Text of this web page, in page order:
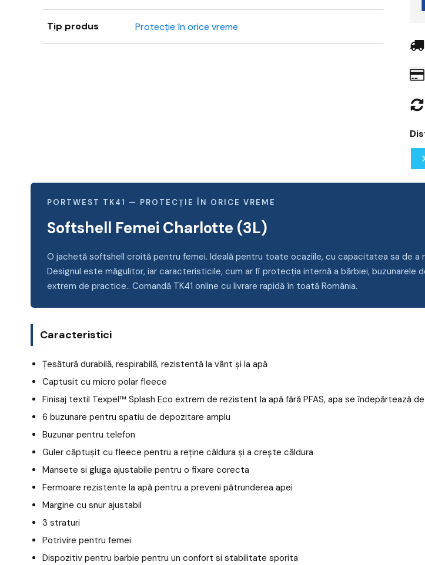
Tip produs Protecție în orice vreme
PORTWEST TK41 — PROTECȚIE ÎN ORICE VREME
Softshell Femei Charlotte (3L)
O jachetă softshell croită pentru femei. Ideală pentru toate ocaziile, cu capacitatea sa de
Designul este măgulitor, iar caracteristicile, cum ar fi protecția internă a bărbiei,
extrem de practice.. Comandă TK41 online cu livrare rapidă în toată România.
Caracteristici
Țesătură durabilă, respirabilă, rezistentă la vânt și la apă
Captusit cu micro polar fleece
Finisaj textil Texpel™ Splash Eco extrem de rezistent la apă fără PFAS, apa se îndepărtează
6 buzunare pentru spatiu de depozitare amplu
Buzunar pentru telefon
Guler căptușit cu fleece pentru a reține căldura și a crește căldura
Mansete si gluga ajustabile pentru o fixare corecta
Fermoare rezistente la apă pentru a preveni pătrunderea apei
Margine cu snur ajustabil
3 straturi
Potrivire pentru femei
Dispozitiv pentru barbie pentru un confort si stabilitate sporita